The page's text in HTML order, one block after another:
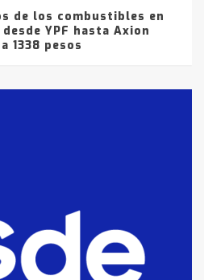
de los combustibles en
desde YPF hasta Axion
1338 pesos
por
de drogas en la